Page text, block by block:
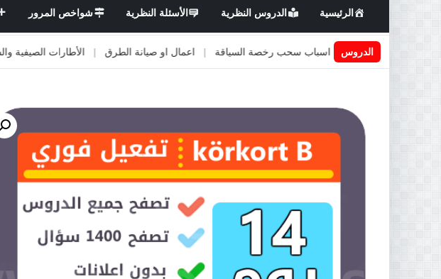
الرئيسية الدروس النظرية الأسئلة النظرية شواخص المرور
الدروس
اسباب سحب رخصة السياقة اعمال او صيانة الطرق | الأطارات الصيفية والشتوية |